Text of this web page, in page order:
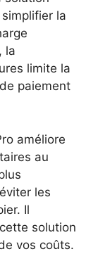
la
la
limite la
paiement
améliore
au
les
Il
solution
vos coûts.